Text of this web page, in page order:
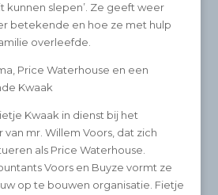
kunnen slepen’. Ze geeft weer
betekende en hoe ze met hulp
overleefde.
Price Waterhouse en een
Kwaak
Kwaak in dienst bij het
mr. Willem Voors, dat zich
als Price Waterhouse.
Voors en Buyze vormt ze
op te bouwen organisatie. Fietje